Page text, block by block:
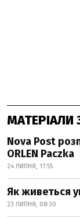
Nova Post
ORLEN Paczka
24 ЛИПНЯ, 17:55
Як живеться
23 ЛИПНЯ, 08:30